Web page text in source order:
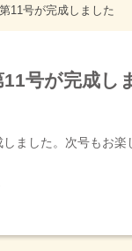
11号が完成しました
号が完成し
ました。次号もお楽